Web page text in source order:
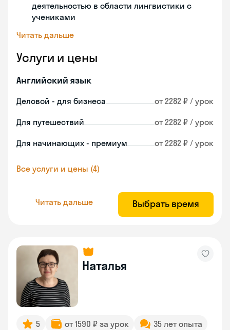
деятельностью в области лингвистики с
учениками
Читать дальше
Услуги и цены
Английский язык
Деловой - для бизнеса от 2282 ₽ / урок
Для путешествий от 2282 ₽ / урок
Для начинающих - премиум от 2282 ₽ / урок
Все услуги и цены (4)
Читать дальше Выбрать время
Наталья
5 от 1590 ₽ за урок 35 лет опыта